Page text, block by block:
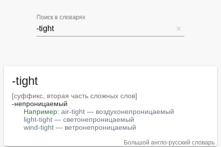
Поиск в словарях
-tight
[суффикс, вторая часть сложных слов]
-непроницаемый
Например: air-tight — воздухонепроницаемый
light-tight — светонепроницаемый
wind-tight — ветронепроницаемый
Большой англо-русский словарь